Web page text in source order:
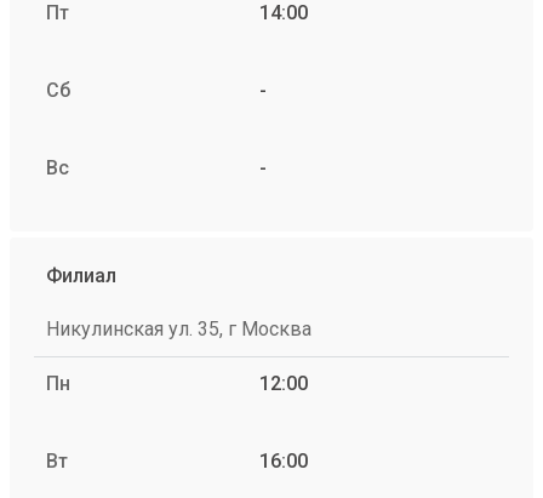
Пт 14:00
Сб -
Вс -
Филиал
Никулинская ул. 35, г Москва
Пн 12:00
Вт 16:00